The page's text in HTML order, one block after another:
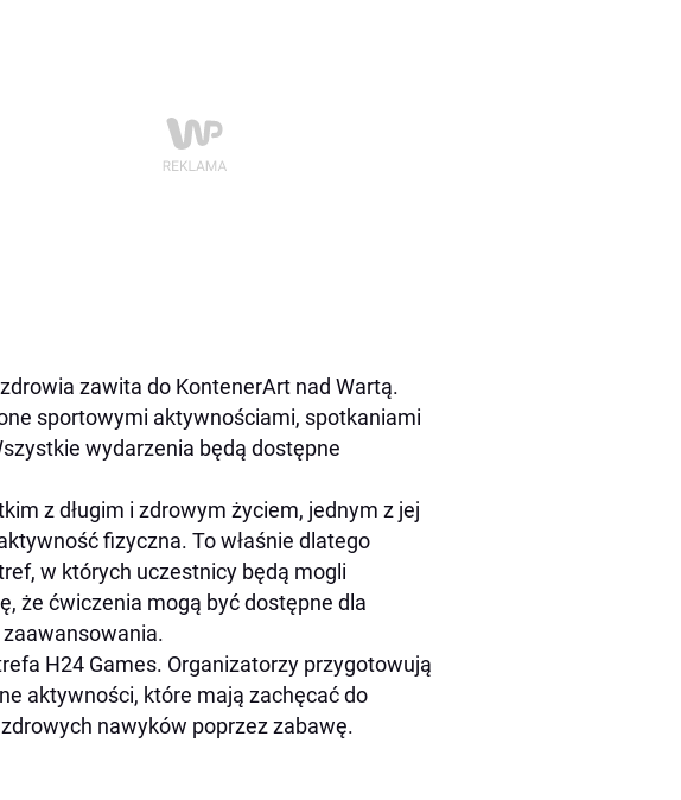
zawita do KontenerArt nad Wartą.
sportowymi aktywnościami, spotkaniami
wydarzenia będą dostępne
z długim i zdrowym życiem, jednym z jej
fizyczna. To właśnie dlatego
w których uczestnicy będą mogli
że ćwiczenia mogą być dostępne dla
H24 Games. Organizatorzy przygotowują
aktywności, które mają zachęcać do
nawyków poprzez zabawę.